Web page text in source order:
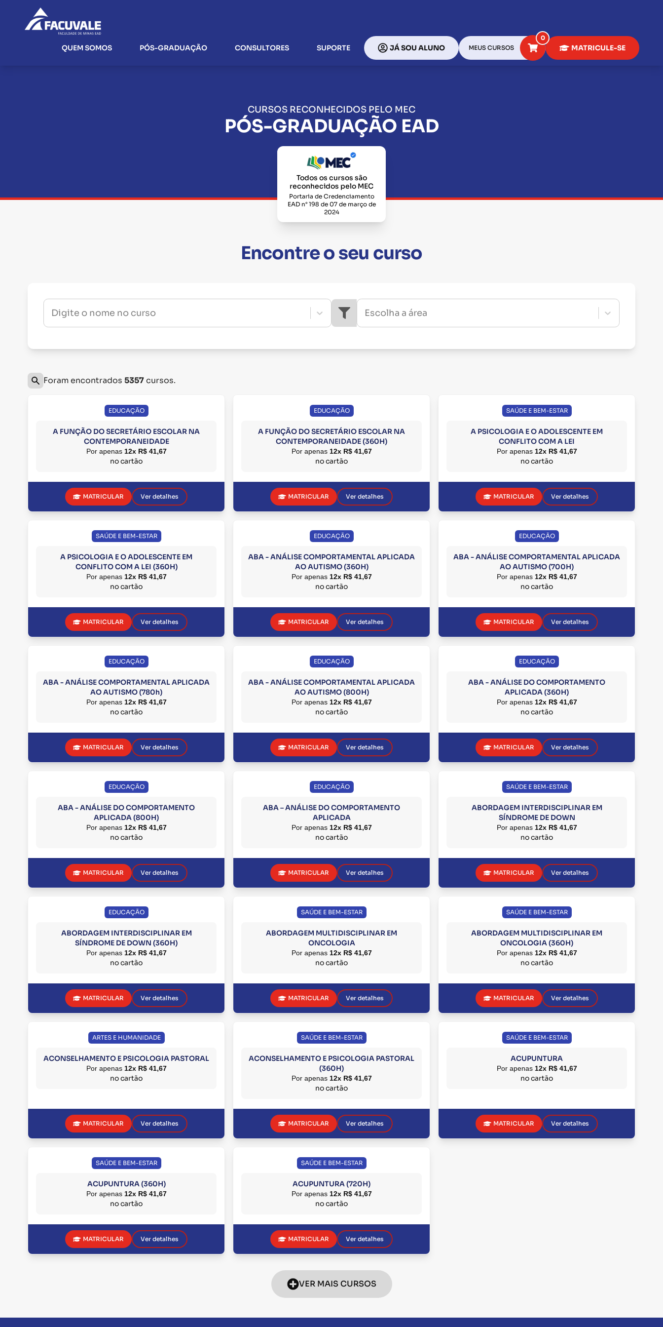
QUEM SOMOS PÓS-GRADUAÇÃO CONSULTORES SUPORTE JÁ SOU ALUNO MEUS CURSOS
0
MATRICULE-SE
CURSOS RECONHECIDOS PELO MEC
PÓS-GRADUAÇÃO EAD
Todos os cursos são
reconhecidos pelo MEC
Portaria de Credenciamento
EAD n° 198 de 07 de março de
2024
Encontre o seu curso
Digite o nome no curso Escolha a área
Foram encontrados 5357cursos.
EDUCAÇÃO
A FUNÇÃO DO SECRETÁRIO ESCOLAR NA
CONTEMPORANEIDADE
Por apenas 12x R$ 41,67
no cartão
MATRICULAR Ver detalhes
EDUCAÇÃO
A FUNÇÃO DO SECRETÁRIO ESCOLAR NA
CONTEMPORANEIDADE (360H)
Por apenas 12x R$ 41,67
no cartão
MATRICULAR Ver detalhes
SAÚDE E BEM-ESTAR
A PSICOLOGIA E O ADOLESCENTE EM
CONFLITO COM A LEI
Por apenas 12x R$ 41,67
no cartão
MATRICULAR Ver detalhes
SAÚDE E BEM-ESTAR
A PSICOLOGIA E O ADOLESCENTE EM
CONFLITO COM A LEI (360H)
Por apenas 12x R$ 41,67
no cartão
MATRICULAR Ver detalhes
EDUCAÇÃO
ABA - ANÁLISE COMPORTAMENTAL APLICADA
AO AUTISMO (360H)
Por apenas 12x R$ 41,67
no cartão
MATRICULAR Ver detalhes
EDUCAÇÃO
ABA - ANÁLISE COMPORTAMENTAL APLICADA
AO AUTISMO (700H)
Por apenas 12x R$ 41,67
no cartão
MATRICULAR Ver detalhes
EDUCAÇÃO
ABA - ANÁLISE COMPORTAMENTAL APLICADA
AO AUTISMO (780h)
Por apenas 12x R$ 41,67
no cartão
MATRICULAR Ver detalhes
EDUCAÇÃO
ABA - ANÁLISE COMPORTAMENTAL APLICADA
AO AUTISMO (800H)
Por apenas 12x R$ 41,67
no cartão
MATRICULAR Ver detalhes
EDUCAÇÃO
ABA - ANÁLISE DO COMPORTAMENTO
APLICADA (360H)
Por apenas 12x R$ 41,67
no cartão
MATRICULAR Ver detalhes
EDUCAÇÃO
ABA - ANÁLISE DO COMPORTAMENTO
APLICADA (800H)
Por apenas 12x R$ 41,67
no cartão
MATRICULAR Ver detalhes
EDUCAÇÃO
ABA – ANÁLISE DO COMPORTAMENTO
APLICADA
Por apenas 12x R$ 41,67
no cartão
MATRICULAR Ver detalhes
SAÚDE E BEM-ESTAR
ABORDAGEM INTERDISCIPLINAR EM
SÍNDROME DE DOWN
Por apenas 12x R$ 41,67
no cartão
MATRICULAR Ver detalhes
EDUCAÇÃO
ABORDAGEM INTERDISCIPLINAR EM
SÍNDROME DE DOWN (360H)
Por apenas 12x R$ 41,67
no cartão
MATRICULAR Ver detalhes
SAÚDE E BEM-ESTAR
ABORDAGEM MULTIDISCIPLINAR EM
ONCOLOGIA
Por apenas 12x R$ 41,67
no cartão
MATRICULAR Ver detalhes
SAÚDE E BEM-ESTAR
ABORDAGEM MULTIDISCIPLINAR EM
ONCOLOGIA (360H)
Por apenas 12x R$ 41,67
no cartão
MATRICULAR Ver detalhes
ARTES E HUMANIDADE
ACONSELHAMENTO E PSICOLOGIA PASTORAL
Por apenas 12x R$ 41,67
no cartão
MATRICULAR Ver detalhes
SAÚDE E BEM-ESTAR
ACONSELHAMENTO E PSICOLOGIA PASTORAL
(360H)
Por apenas 12x R$ 41,67
no cartão
MATRICULAR Ver detalhes
SAÚDE E BEM-ESTAR
ACUPUNTURA
Por apenas 12x R$ 41,67
no cartão
MATRICULAR Ver detalhes
SAÚDE E BEM-ESTAR
ACUPUNTURA (360H)
Por apenas 12x R$ 41,67
no cartão
MATRICULAR Ver detalhes
SAÚDE E BEM-ESTAR
ACUPUNTURA (720H)
Por apenas 12x R$ 41,67
no cartão
MATRICULAR Ver detalhes
VER MAIS CURSOS